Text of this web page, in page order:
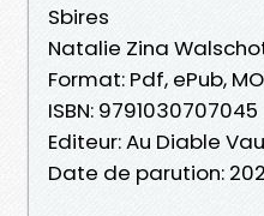
Sbires
Natalie Zina
Format: Pdf, ePub,
ISBN: 9791030707045
Editeur: Au Diable
Date de parution: